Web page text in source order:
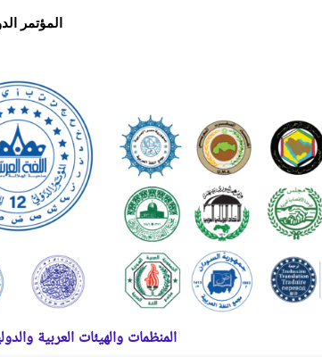
المؤتمر
المنظمات والهيئات العربية